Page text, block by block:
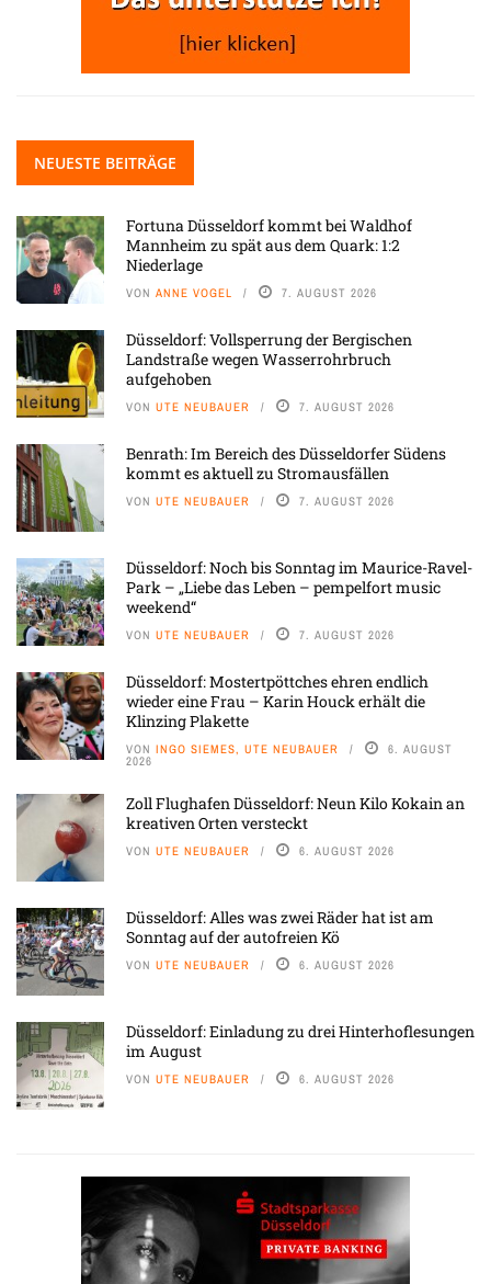
NEUESTE BEITRÄGE
Fortuna Düsseldorf kommt bei Waldhof
Mannheim zu spät aus dem Quark: 1:2
Niederlage
VON ANNE VOGEL 7. AUGUST 2026
Düsseldorf: Vollsperrung der Bergischen
Landstraße wegen Wasserrohrbruch
aufgehoben
VON UTE NEUBAUER 7. AUGUST 2026
Benrath: Im Bereich des Düsseldorfer Südens
kommt es aktuell zu Stromausfällen
VON UTE NEUBAUER 7. AUGUST 2026
Düsseldorf: Noch bis Sonntag im Maurice-Ravel-
Park – „Liebe das Leben – pempelfort music
weekend“
VON UTE NEUBAUER 7. AUGUST 2026
Düsseldorf: Mostertpöttches ehren endlich
wieder eine Frau – Karin Houck erhält die
Klinzing Plakette
VON INGO SIEMES, UTE NEUBAUER 6. AUGUST
2026
Zoll Flughafen Düsseldorf: Neun Kilo Kokain an
kreativen Orten versteckt
VON UTE NEUBAUER 6. AUGUST 2026
Düsseldorf: Alles was zwei Räder hat ist am
Sonntag auf der autofreien Kö
VON UTE NEUBAUER 6. AUGUST 2026
Düsseldorf: Einladung zu drei Hinterhoflesungen
im August
VON UTE NEUBAUER 6. AUGUST 2026